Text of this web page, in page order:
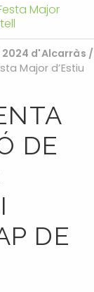
Major
d'Alcarràs /
Major d’Estiu
DE
DE